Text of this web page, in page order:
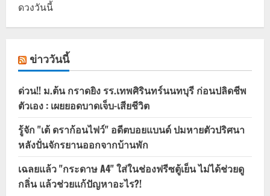
ดวงวันนี้
ข่าววันนี้
ด่วน!! ม.ต้น กราดยิง รร.เทพศิรินทร์นนทบุรี ก่อนปลิดชีพ
ตัวเอง : เผยยอดบาดเจ็บ-เสียชีวิต
รู้จัก "เต้ ดราก้อนไฟว์" อดีตบอยแบนด์ ปมหายตัวปริศนา
หลังปั่นจักรยานออกจากบ้านพัก
เฉลยแล้ว "กระดาษ A4" ใส่ในช่องฟรีซตู้เย็น ไม่ได้ช่วยดู
กลิ่น แล้วช่วยแก้ปัญหาอะไร?!